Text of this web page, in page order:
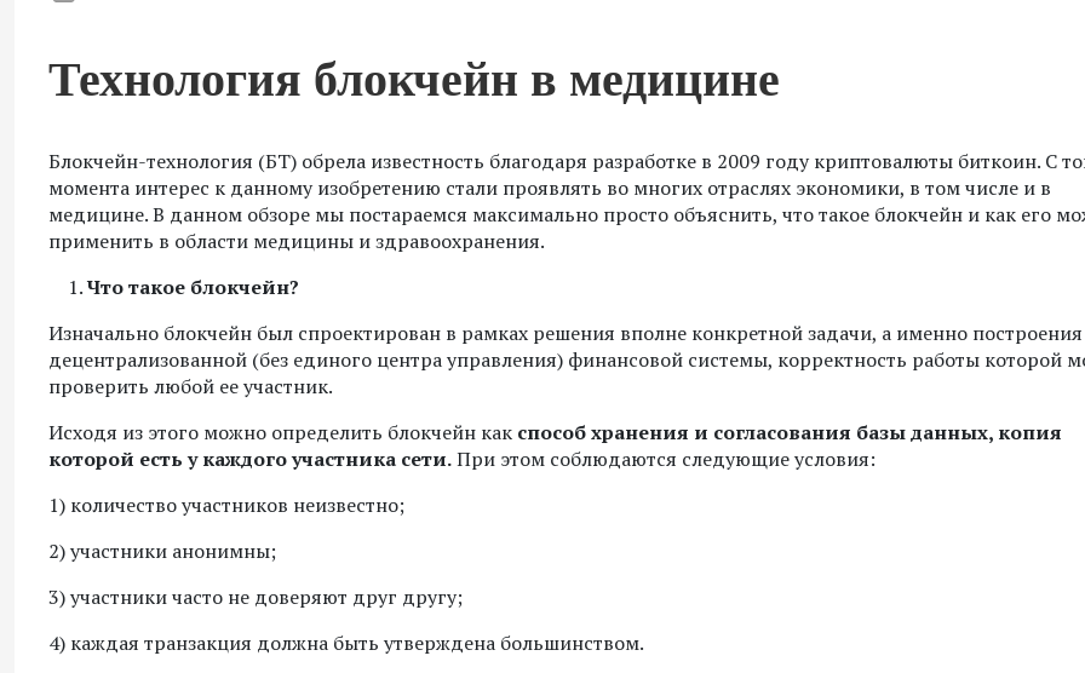
Технология блокчейн в медицине
Блокчейн-технология (БТ) обрела известность благодаря разработке в 2009 году криптовалюты биткоин. С
момента интерес к данному изобретению стали проявлять во многих отраслях экономики, в том числе и в
медицине. В данном обзоре мы постараемся максимально просто объяснить, что такое блокчейн и как его
применить в области медицины и здравоохранения.
Что такое блокчейн?
Изначально блокчейн был спроектирован в рамках решения вполне конкретной задачи, а именно построения
децентрализованной (без единого центра управления) финансовой системы, корректность работы которой
проверить любой ее участник.
Исходя из этого можно определить блокчейн как способ хранения и согласования базы данных, копия
которой есть у каждого участника сети.При этом соблюдаются следующие условия:
1) количество участников неизвестно;
2) участники анонимны;
3) участники часто не доверяют друг другу;
4) каждая транзакция должна быть утверждена большинством.